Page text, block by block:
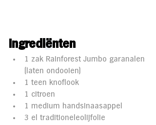
Ingredi ë nten
1 zak Rainforest Jumbo garanalen
(laten ondooien)
1 teen knoflook
1 citroen
1 medium handsinaasappel
3 el traditioneleolijfolie